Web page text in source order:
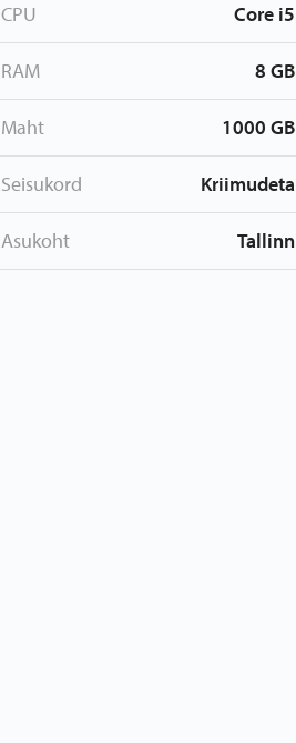
CPU Core i5
RAM 8 GB
Maht 1000 GB
Seisukord Kriimudeta
Asukoht Tallinn